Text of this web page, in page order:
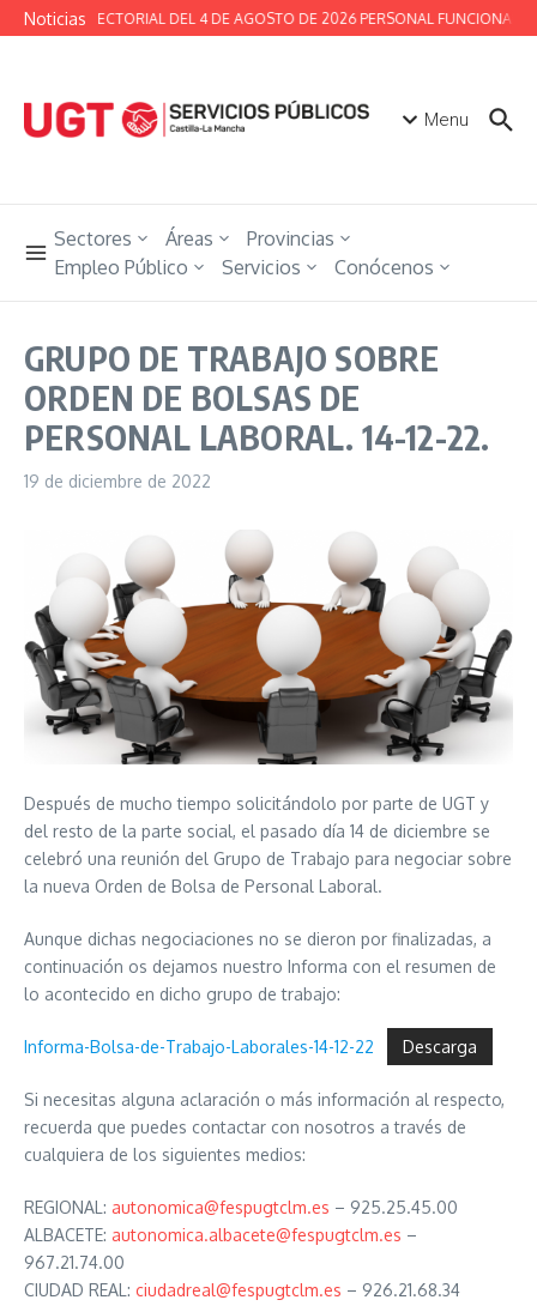
Saltar al contenido
Noticias
MESA SECTORIAL DEL 4 DE AGOSTO DE 2026 PERSONAL FUNCIONARIO
Menu
Sectores Áreas
Provincias
Empleo Público
Servicios Conócenos
GRUPO DE TRABAJO SOBRE
ORDEN DE BOLSAS DE
PERSONAL LABORAL. 14-12-22.
19 de diciembre de 2022
Después de mucho tiempo solicitándolo por parte de UGT y
del resto de la parte social, el pasado día 14 de diciembre se
celebró una reunión del Grupo de Trabajo para negociar sobre
la nueva Orden de Bolsa de Personal Laboral.
Aunque dichas negociaciones no se dieron por finalizadas, a
continuación os dejamos nuestro Informa con el resumen de
lo acontecido en dicho grupo de trabajo:
Informa-Bolsa-de-Trabajo-Laborales-14-12-22 Descarga
Si necesitas alguna aclaración o más información al respecto,
recuerda que puedes contactar con nosotros a través de
cualquiera de los siguientes medios:
REGIONAL: autonomica@fespugtclm.es – 925.25.45.00
ALBACETE: autonomica.albacete@fespugtclm.es –
967.21.74.00
CIUDAD REAL: ciudadreal@fespugtclm.es – 926.21.68.34